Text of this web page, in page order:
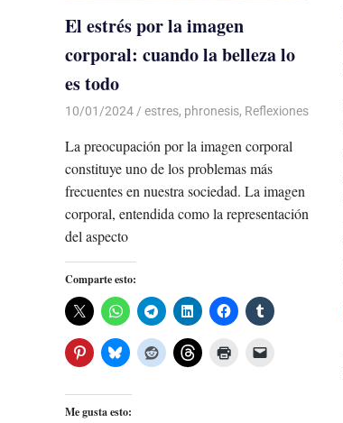
El estrés por la imagen
corporal: cuando la belleza lo
es todo
10/01/2024 De todo un Poco
estres, phronesis, Reflexiones
La preocupación por la imagen corporal
constituye uno de los problemas más
frecuentes en nuestra sociedad. La imagen
corporal, entendida como la representación
del aspecto
Comparte esto:
Me gusta esto: